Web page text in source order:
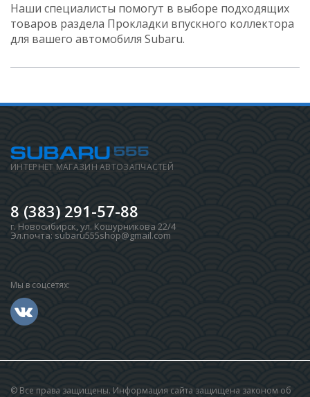
Наши специалисты помогут в выборе подходящих
товаров раздела Прокладки впускного коллектора
для вашего автомобиля Subaru.
ИНТЕРНЕТ МАГАЗИН АВТОЗАПЧАСТЕЙ
8 (383) 291-57-88
г. Новосибирск,ул. Кошурникова 22/4
Эл.почта: subaru555shop@gmail.com
Мы в соцсетях:
© Все права защищены. Информация сайта защищена законом об